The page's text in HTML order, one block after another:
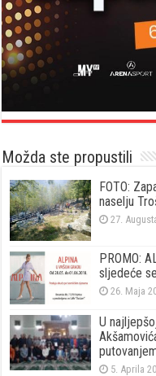
Možda ste propustili
FOTO:
naselju
27.
PROMO:
sljedeće
26. Maja
U
5. Aprila